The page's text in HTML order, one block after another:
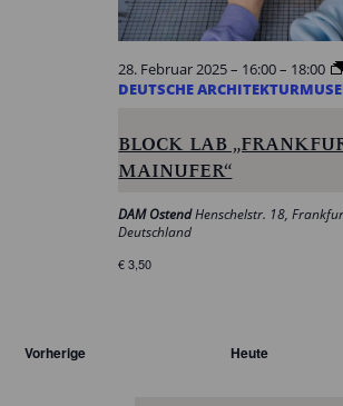
BLOCK LAB
MAINUFER“
28. Februar 2025 – 16:00– 18:00
DEUTSCHE
DAM OstendHenschelstr. 18,
Deutschland
€ 3,50
VorherigeVeranstaltungen Heute